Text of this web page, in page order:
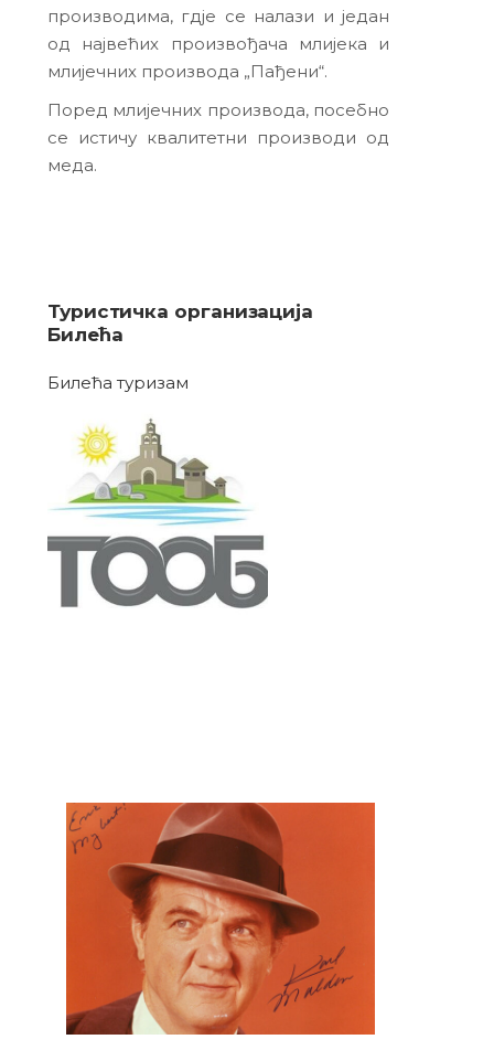
производима, гдје се налази и један
од највећих произвођача млијека и
млијечних производа „Пађени“.
Поред млијечних производа, посебно
се истичу квалитетни производи од
меда.
Туристичка организација
Билећа
Билећа туризам